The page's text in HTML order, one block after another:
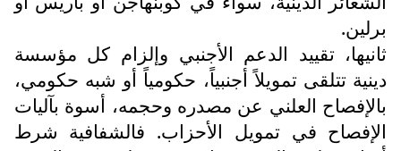
برلين.
ثانيها، تقييد الدعم الأجنبي وإلزام كل مؤسسة
دينية تتلقى تمويلاً أجنبياً، حكومياً أو شبه حكومي،
بالإفصاح العلني عن مصدره وحجمه، أسوة بآليات
الإفصاح في تمويل الأحزاب. فالشفافية شرط